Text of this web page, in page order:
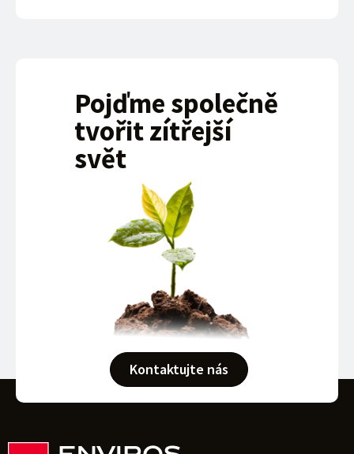
Pojďme společně
tvořit zítřejší
svět
Kontaktujte nás